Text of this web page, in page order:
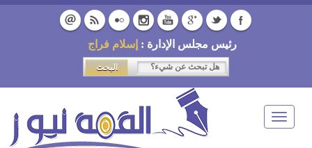
رئيس مجلس الإدارة : إسلام فراج
Toggle
navigation